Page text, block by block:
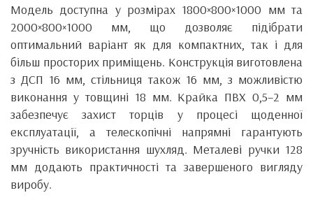
Модель доступна у розмірах 1800×800×1000 мм та
2000×800×1000 мм, що дозволяє підібрати
оптимальний варіант як для компактних, так і для
більш просторих приміщень. Конструкція виготовлена
з ДСП 16 мм, стільниця також 16 мм, з можливістю
виконання у товщині 18 мм. Крайка ПВХ 0,5–2 мм
забезпечує захист торців у процесі щоденної
експлуатації, а телескопічні напрямні гарантують
зручність використання шухляд. Металеві ручки 128
мм додають практичності та завершеного вигляду
виробу.